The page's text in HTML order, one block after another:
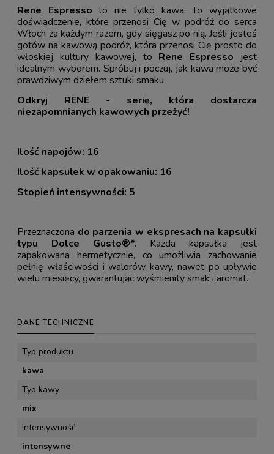
Rene Espresso to nie tylko kawa. To wyjątkowe
doświadczenie, które przenosi Cię w podróż do serca
Włoch za każdym razem, gdy sięgasz po nią. Jeśli jesteś
gotów na kawową podróż, która przenosi Cię prosto do
włoskiej kultury kawowej, to Rene Espresso jest
idealnym wyborem. Spróbuj i poczuj, jak kawa może być
prawdziwym dziełem sztuki smaku.
Odkryj RENE - serię, która dostarcza
niezapomnianych kawowych przeżyć!
Ilość napojów: 16
Ilość kapsułek w opakowaniu: 16
Stopień intensywności: 5
Przeznaczona do parzenia w ekspresach na kapsułki
typu Dolce Gusto®*. Każda kapsułka jest
zapakowana hermetycznie, co umożliwia zachowanie
pełnię właściwości i walorów kawy, nawet po upływie
wielu miesięcy, gwarantując wyśmienity smak i aromat.
DANE TECHNICZNE
Typ produktu
kawa
Typ kawy
mix
Intensywność
intensywne